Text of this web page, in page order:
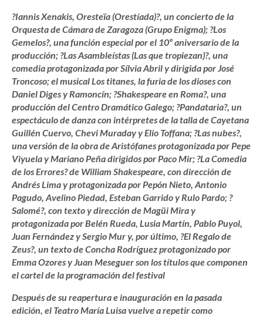
?Iannis Xenakis, Oresteïa (Orestíada)?, un concierto de la
Orquesta de Cámara de Zaragoza (Grupo Enigma); ?Los
Gemelos?, una función especial por el 10º aniversario de la
producción; ?Las Asambleístas (Las que tropiezan)?, una
comedia protagonizada por Sílvia Abril y dirigida por José
Troncoso; el musical Los titanes, la furia de los dioses con
Daniel Diges y Ramoncín; ?Shakespeare en Roma?, una
producción del Centro Dramático Galego; ?Pandataria?, un
espectáculo de danza con intérpretes de la talla de Cayetana
Guillén Cuervo, Chevi Muraday y Elio Toffana; ?Las nubes?,
una versión de la obra de Aristófanes protagonizada por Pepe
Viyuela y Mariano Peña dirigidos por Paco Mir; ?La Comedia
de los Errores? de William Shakespeare, con dirección de
Andrés Lima y protagonizada por Pepón Nieto, Antonio
Pagudo, Avelino Piedad, Esteban Garrido y Rulo Pardo; ?
Salomé?, con texto y dirección de Magüi Mira y
protagonizada por Belén Rueda, Lusia Martín, Pablo Puyol,
Juan Fernández y Sergio Mur y, por último, ?El Regalo de
Zeus?, un texto de Concha Rodríguez protagonizado por
Emma Ozores y Juan Meseguer son los títulos que componen
el cartel de la programación del festival
Después de su reapertura e inauguración en la pasada
edición, el Teatro María Luisa vuelve a repetir como